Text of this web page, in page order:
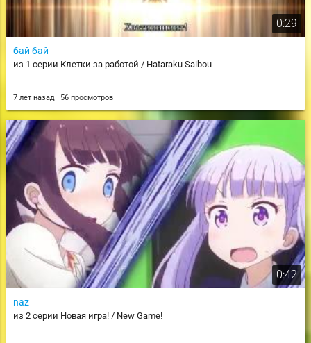
0:29
бай бай
из 1 серии Клетки за работой / Hataraku Saibou
7 лет назад 56 просмотров
0:42
naz
из 2 серии Новая игра! / New Game!